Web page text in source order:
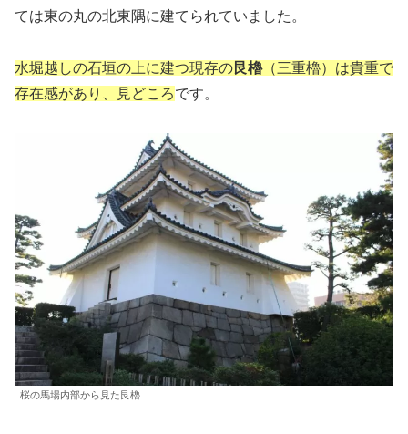
ては東の丸の北東隅に建てられていました。
水堀越しの石垣の上に建つ現存の艮櫓（三重櫓）は貴重で
存在感があり、見どころです。
桜の馬場内部から見た艮櫓